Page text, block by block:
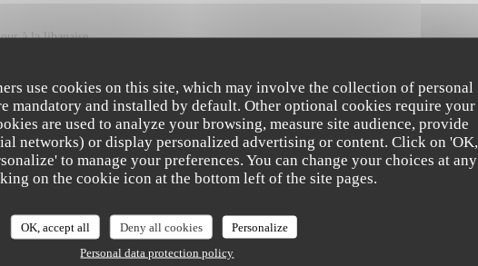
use cookies on this site, which may involve the collection of personal
mandatory and installed by default. Other optional cookies require your
are used to analyze your browsing, measure site audience, provide
networks) or display personalized advertising or content. Click on 'OK,
to manage your preferences. You can change your choices at any
on the cookie icon at the bottom left of the site pages.
OK, accept all Deny all cookies
Personalize
Personal data protection policy
à la libanaise
et jus de viande au vin rouge
DESSERTS